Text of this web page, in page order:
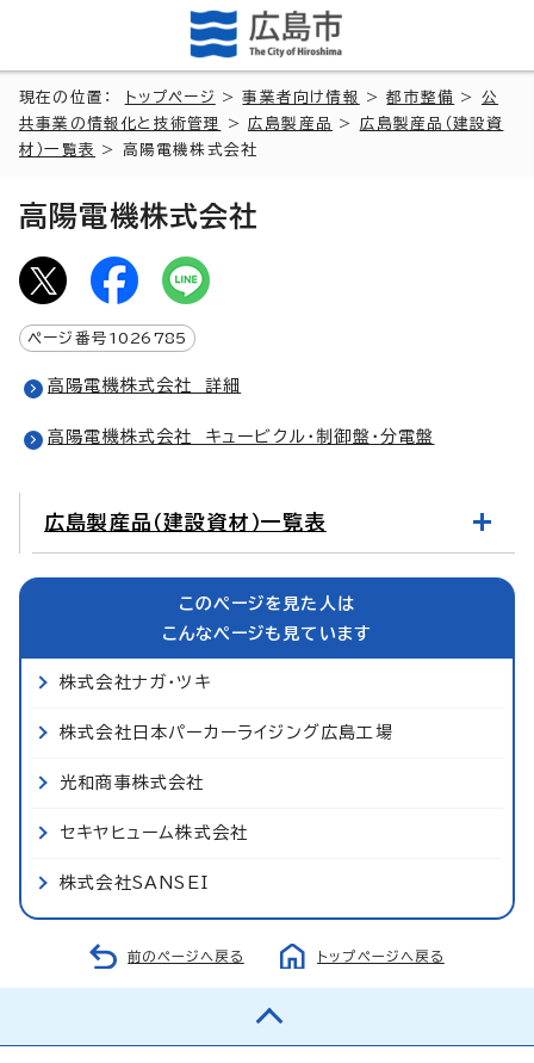
現在の位置： トップページ >事業者向け情報 >都市整備 > 公
共事業の情報化と技術管理
>広島製産品 > 広島製産品（建設資
材）一覧表
> 高陽電機株式会社
高陽電機株式会社
ページ番号 1026785
高陽電機株式会社 詳細
高陽電機株式会社 キュービクル・制御盤・分電盤
広島製産品（建設資材）一覧表
このページを見た人は
こんなページも見ています
株式会社ナガ・ツキ
株式会社日本パーカーライジング広島工場
光和商事株式会社
セキヤヒューム株式会社
株式会社SANSEI
前のページへ戻る トップページへ戻る